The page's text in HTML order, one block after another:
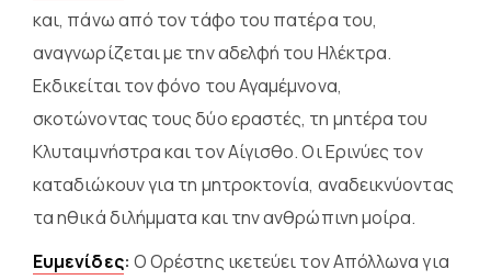
και, πάνω από τον τάφο του πατέρα του,
αναγνωρίζεται με την αδελφή του Ηλέκτρα.
Εκδικείται τον φόνο του Αγαμέμνονα,
σκοτώνοντας τους δύο εραστές, τη μητέρα του
Κλυταιμνήστρα και τον Αίγισθο. Οι Ερινύες τον
καταδιώκουν για τη μητροκτονία, αναδεικνύοντας
τα ηθικά διλήμματα και την ανθρώπινη μοίρα.
Ευμενίδες: Ο Ορέστης ικετεύει τον Απόλλωνα για